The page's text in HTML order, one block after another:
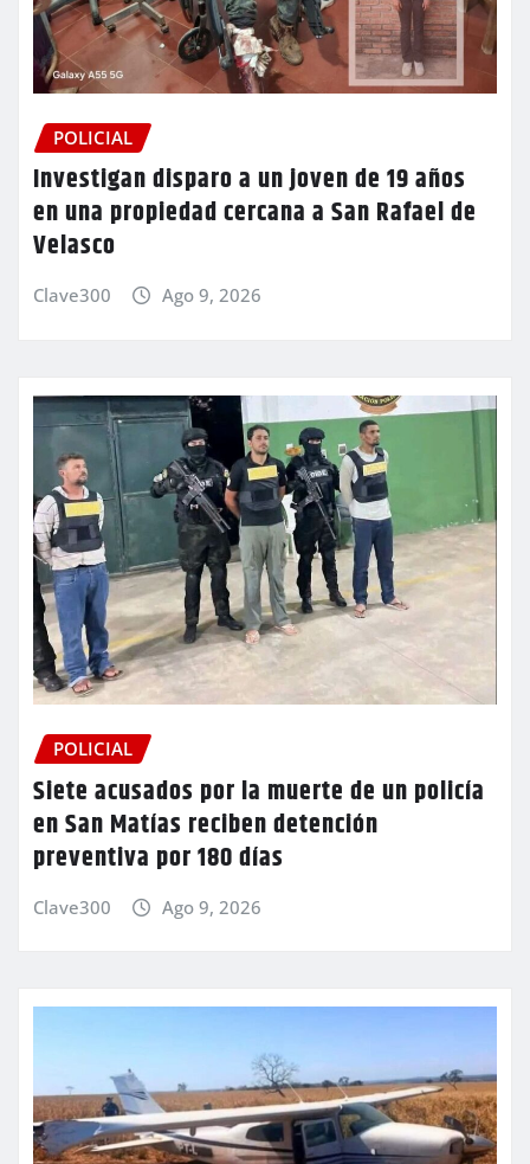
POLICIAL
Investigan disparo a un joven de 19 años
en una propiedad cercana a San Rafael de
Velasco
Clave300 Ago 9, 2026
POLICIAL
Siete acusados por la muerte de un policía
en San Matías reciben detención
preventiva por 180 días
Clave300 Ago 9, 2026